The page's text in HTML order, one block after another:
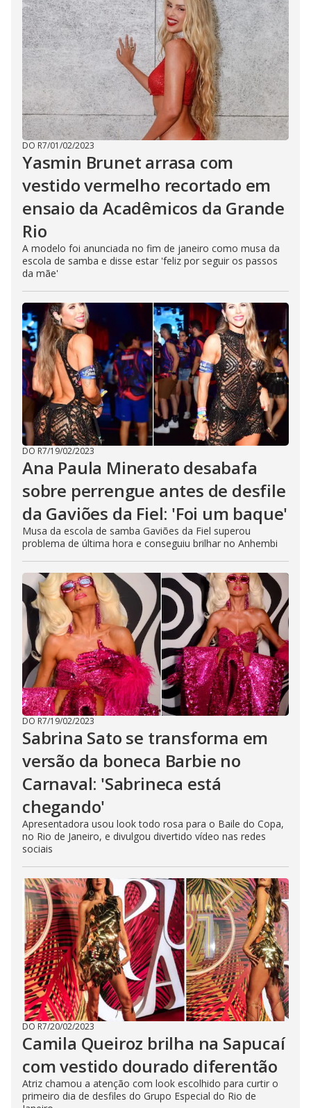
DO R7/01/02/2023
Yasmin Brunet arrasa com
vestido vermelho recortado em
ensaio da Acadêmicos da Grande
Rio
A modelo foi anunciada no fim de janeiro como musa da
escola de samba e disse estar 'feliz por seguir os passos
da mãe'
DO R7/19/02/2023
Ana Paula Minerato desabafa
sobre perrengue antes de desfile
da Gaviões da Fiel: 'Foi um baque'
Musa da escola de samba Gaviões da Fiel superou
problema de última hora e conseguiu brilhar no Anhembi
DO R7/19/02/2023
Sabrina Sato se transforma em
versão da boneca Barbie no
Carnaval: 'Sabrineca está
chegando'
Apresentadora usou look todo rosa para o Baile do Copa,
no Rio de Janeiro, e divulgou divertido vídeo nas redes
sociais
DO R7/20/02/2023
Camila Queiroz brilha na Sapucaí
com vestido dourado diferentão
Atriz chamou a atenção com look escolhido para curtir o
primeiro dia de desfiles do Grupo Especial do Rio de